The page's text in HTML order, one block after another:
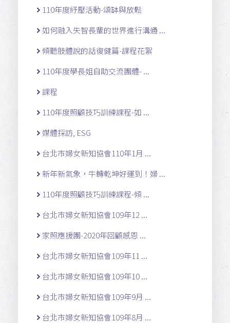
110年度紓壓活動-頌缽與放鬆
如何融入失智長輩的世界進行溝通 ...
傾聽肢體說的話復健篇-課程花絮
110年度學長姐自助交流團體- ...
課程
110年度照顧技巧訓練課程-如 ...
媒體採訪, ESG
台北市婦女新知協會110年1月 ...
新年新氣象，牛轉乾坤好運到！婦 ...
110年度照顧技巧訓練課程-傾 ...
台北市婦女新知協會109年12 ...
家照應援團-2020年回顧感恩 ...
台北市婦女新知協會109年11 ...
台北市婦女新知協會109年10 ...
台北市婦女新知協會109年9月 ...
台北市婦女新知協會109年8月 ...